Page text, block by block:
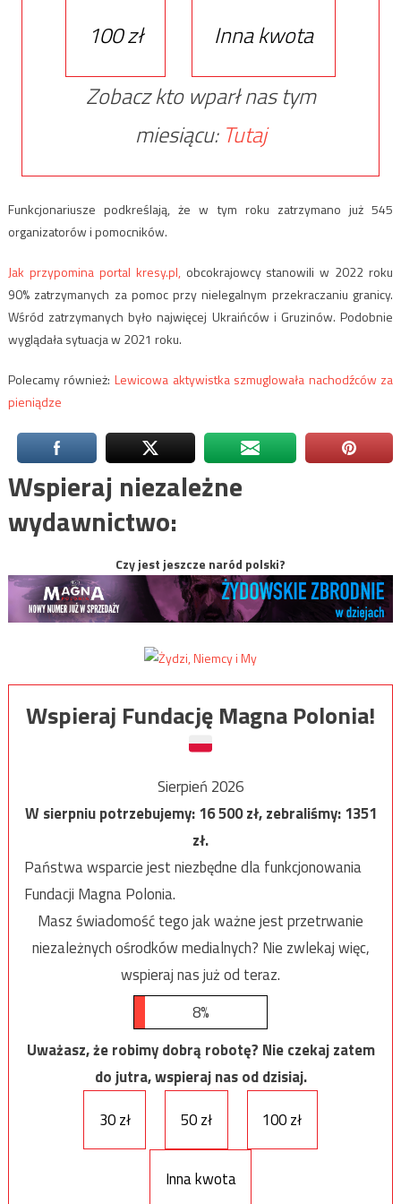
100 zł
Inna kwota
Zobacz kto wparł nas tym
miesiącu: Tutaj
Funkcjonariusze podkreślają, że w tym roku zatrzymano już 545
organizatorów i pomocników.
Jak przypomina portal kresy.pl,obcokrajowcy stanowili w 2022 roku
90% zatrzymanych za pomoc przy nielegalnym przekraczaniu granicy.
Wśród zatrzymanych było najwięcej Ukraińców i Gruzinów. Podobnie
wyglądała sytuacja w 2021 roku.
Polecamy również: Lewicowa aktywistka szmuglowała nachodźców za
pieniądze
Wspieraj niezależne
wydawnictwo:
Czy jest jeszcze naród polski?
Wspieraj Fundację Magna Polonia!
Sierpień 2026
W sierpniu potrzebujemy:16 500zł, zebraliśmy:1351
zł.
Państwa wsparcie jest niezbędne dla funkcjonowania
Fundacji Magna Polonia.
Masz świadomość tego jak ważne jest przetrwanie
niezależnych ośrodków medialnych? Nie zwlekaj więc,
wspieraj nas już od teraz.
8%
Uważasz, że robimy dobrą robotę? Nie czekaj zatem
do jutra, wspieraj nas od dzisiaj.
30 zł
50 zł 100 zł
Inna kwota